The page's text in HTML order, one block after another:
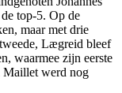
top-5. Op de
maar met drie
Lægreid bleef
waarmee zijn eerste
Maillet werd nog